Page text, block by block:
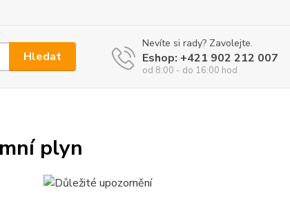
Hledat
Nevíte si rady? Zavolejte.
Eshop: +421 902 212 007
od 8:00 - do 16:00 hod
plyn